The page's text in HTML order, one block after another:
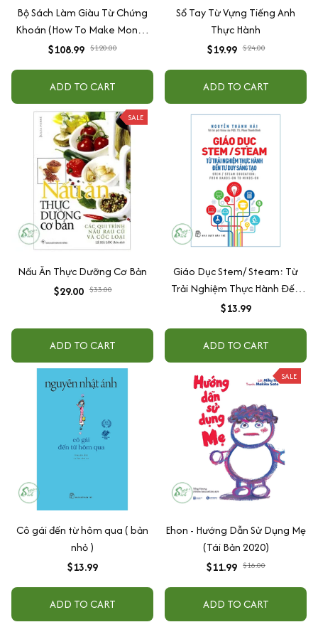
Bộ Sách Làm Giàu Từ Chứng
Khoán (How To Make Money
In Stock) Phiên Bản Mới +
Canslim Cho Người Mới Bắt
$108.99 $120.00
ADD TO CART
Sổ Tay Từ Vựng Tiếng Anh
Thực Hành
$19.99 $24.00
ADD TO CART
SALE
Nấu Ăn Thực Dưỡng Cơ Bản
$29.00 $33.00
ADD TO CART
Giáo Dục Stem/ Steam: Từ
Trải Nghiệm Thực Hành Đến
Tư Duy Sáng Tạo
$13.99
ADD TO CART
Cô gái đến từ hôm qua ( bản
nhỏ )
$13.99
ADD TO CART
SALE
Ehon - Hướng Dẫn Sử Dụng Mẹ
(Tái Bản 2020)
$11.99 $16.00
ADD TO CART